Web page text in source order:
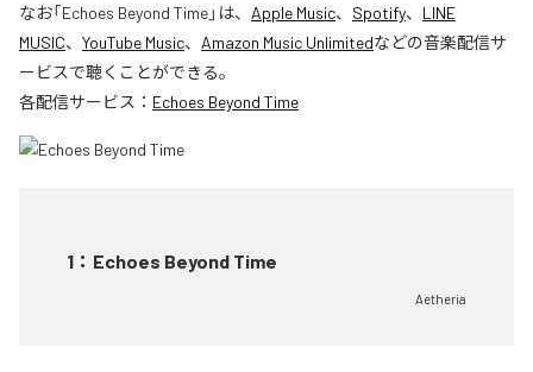
なお「Echoes Beyond Time」は、 Apple Music、 Spotify、 LINE
MUSIC、 YouTube Music、 Amazon Music Unlimitedなどの音楽配信サ
ービスで聴くことができる。
各配信サービス： Echoes Beyond Time
1 ： Echoes Beyond Time
Aetheria